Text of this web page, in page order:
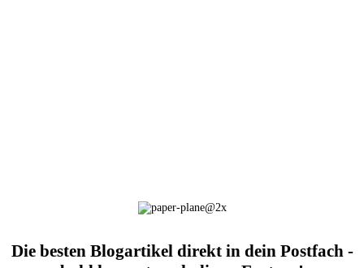
Die besten Blogartikel direkt in dein Postfach -